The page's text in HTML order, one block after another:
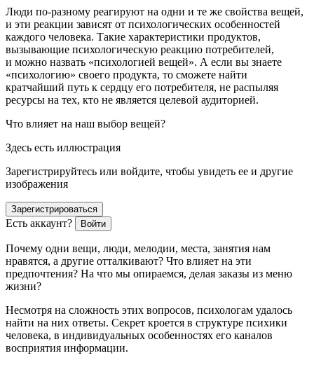
Люди по-разному реагируют на одни и те же свойства вещей,
и эти реакции зависят от психологических особенностей
каждого человека. Такие характеристики продуктов,
вызывающие психологическую реакцию потребителей,
и можно назвать «психологией вещей». А если вы знаете
«психологию» своего продукта, то сможете найти
кратчайший путь к сердцу его потребителя, не распыляя
ресурсы на тех, кто не является целевой аудиторией.
Что влияет на наш выбор вещей?
Здесь есть иллюстрация
Зарегистрируйтесь или войдите, чтобы увидеть ее и другие
изображения
Зарегистрироваться
Есть аккаунт? Войти
Почему одни вещи, люди, мелодии, места, занятия нам
нравятся, а другие отталкивают? Что влияет на эти
предпочтения? На что мы опираемся, делая заказы из меню
жизни?
Несмотря на сложность этих вопросов, психологам удалось
найти на них ответы. Секрет кроется в структуре психики
человека, в индивидуальных особенностях его каналов
восприятия информации.